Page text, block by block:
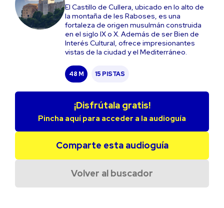
El Castillo de Cullera, ubicado en lo alto de
la montaña de les Raboses, es una
fortaleza de origen musulmán construida
en el siglo IX o X. Además de ser Bien de
Interés Cultural, ofrece impresionantes
vistas de la ciudad y el Mediterráneo.
48 M 15 PISTAS
¡Disfrútala gratis!
Pincha aquí para acceder a la audioguía
Comparte esta audioguía
Volver al buscador